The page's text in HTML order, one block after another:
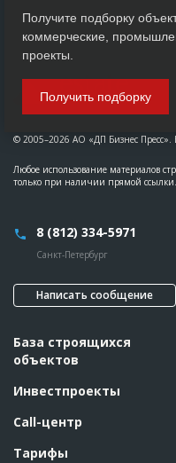
© 2005–2026 АО «ДП Бизнес Пресс».
Любое использование материалов
только при наличии прямой ссылки.
8 (812) 334-5971
Санкт-Петербург
Написать сообщение
База строящихся
объектов
Инвестпроекты
Call-центр
Тарифы
Получите подборку
коммерческие,
проекты.
Получить подборку